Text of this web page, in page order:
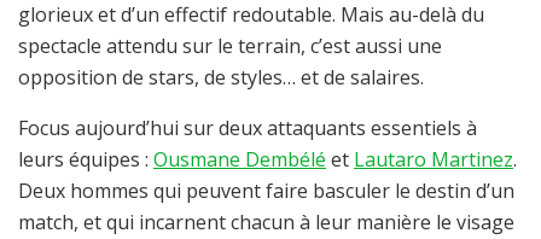
glorieux et d’un effectif redoutable. Mais au-delà du
spectacle attendu sur le terrain, c’est aussi une
opposition de stars, de styles… et de salaires.
Focus aujourd’hui sur deux attaquants essentiels à
leurs équipes : Ousmane Dembélé et Lautaro Martinez.
Deux hommes qui peuvent faire basculer le destin d’un
match, et qui incarnent chacun à leur manière le visage